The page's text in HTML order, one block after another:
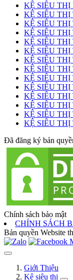
KỆ SIÊU THỊ
KỆ SIÊU
KỆ SIÊU
KỆ SIÊU
KỆ SIÊU
KỆ SIÊU
KỆ SIÊU THỊ
KỆ SIÊU
KỆ SIÊU
KỆ SIÊU
KỆ SIÊU
KỆ SIÊU
KỆ SIÊU
KỆ SIÊU
Đã đăng ký bản
Chính sách bảo mật
CHÍNH SÁCH
Bản quyền Website
Giới Thiệu
Kệ siêu thị